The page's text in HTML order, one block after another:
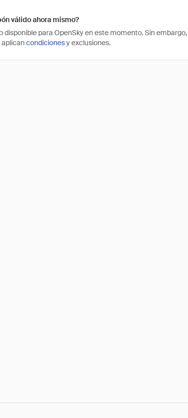
válido ahora mismo?
disponible para OpenSky en este momento. Sin
aplicancondicionesy exclusiones.